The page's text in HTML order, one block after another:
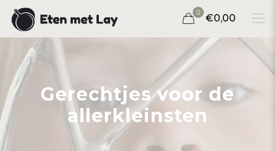
0 €0,00
Gerechtjes voor de
allerkleinsten